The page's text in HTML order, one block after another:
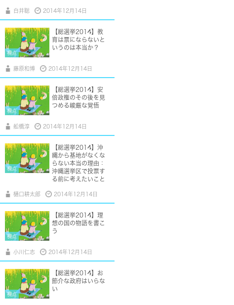
白井聡 2014年12月14日
視点
【総選挙2014】教
育は票にならないと
いうのは本当か？
藤原和博 2014年12月14日
視点
【総選挙2014】安
倍政権のその後を見
つめる峻厳な覚悟
舩橋淳 2014年12月14日
視点
【総選挙2014】沖
縄から基地がなくな
らない本当の理由：
沖縄選挙区で投票す
る前に考えたいこと
樋口耕太郎 2014年12月14日
視点
【総選挙2014】理
想の国の物語を書こ
う
小川仁志 2014年12月14日
視点
【総選挙2014】お
節介な政府はいらな
い